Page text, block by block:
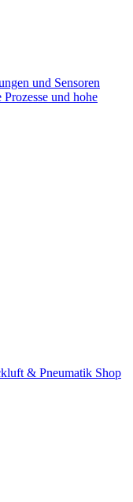
und Sensoren
Prozesse und hohe
& Pneumatik Shop